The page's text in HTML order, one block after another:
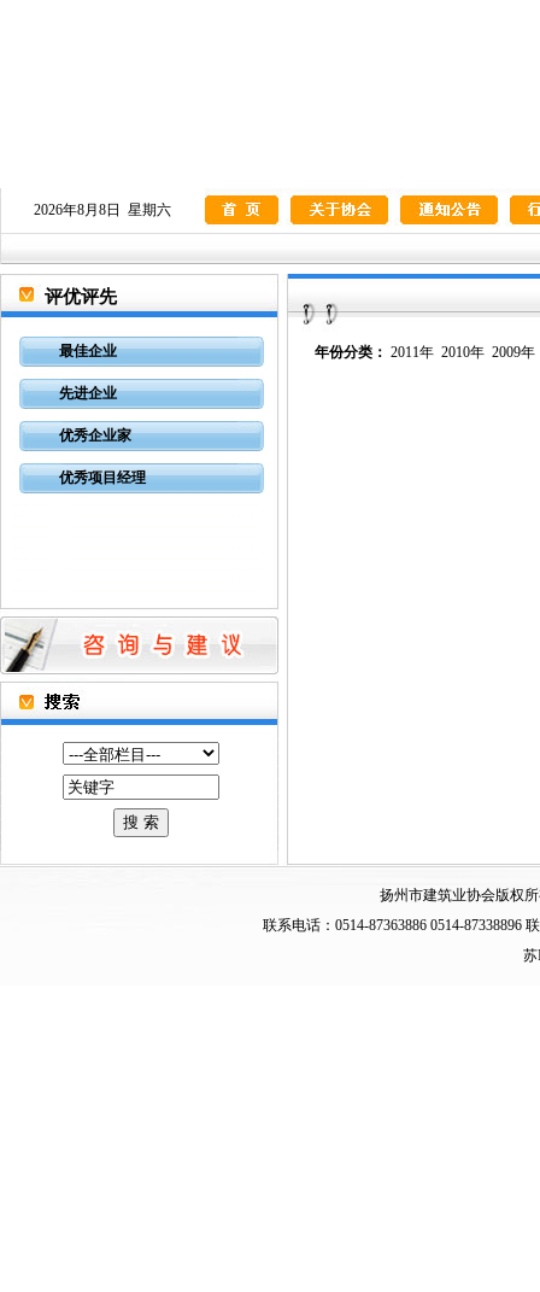
2026年8月8日 星期六
评优评先
最佳企业
先进企业
优秀企业家
优秀项目经理
年份分类： 2011年 2010年 2009年
扬州市建筑业协会版权
联系电话：0514-87363886 0514-
苏